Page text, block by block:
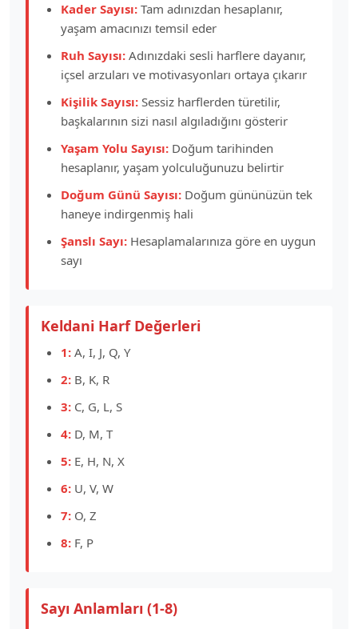
Kader Sayısı: Tam adınızdan hesaplanır,
yaşam amacınızı temsil eder
Ruh Sayısı: Adınızdaki sesli harflere dayanır,
içsel arzuları ve motivasyonları ortaya çıkarır
Kişilik Sayısı: Sessiz harflerden türetilir,
başkalarının sizi nasıl algıladığını gösterir
Yaşam Yolu Sayısı: Doğum tarihinden
hesaplanır, yaşam yolculuğunuzu belirtir
Doğum Günü Sayısı: Doğum gününüzün tek
haneye indirgenmiş hali
Şanslı Sayı: Hesaplamalarınıza göre en uygun
sayı
Keldani Harf Değerleri
1: A, I, J, Q, Y
2: B, K, R
3: C, G, L, S
4: D, M, T
5: E, H, N, X
6: U, V, W
7: O, Z
8: F, P
Sayı Anlamları (1-8)